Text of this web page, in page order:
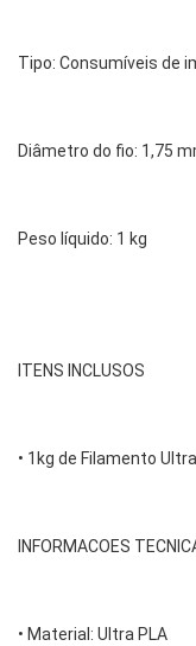
Tipo: Consumíveis de
Diâmetro do fio: 1,75
Peso líquido: 1 kg
ITENS INCLUSOS
• 1kg de Filamento
INFORMACOES
• Material: Ultra PLA